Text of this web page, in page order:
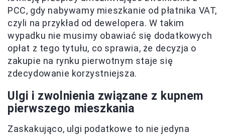
PCC, gdy nabywamy mieszkanie od płatnika VAT,
czyli na przykład od dewelopera. W takim
wypadku nie musimy obawiać się dodatkowych
opłat z tego tytułu, co sprawia, że decyzja o
zakupie na rynku pierwotnym staje się
zdecydowanie korzystniejsza.
Ulgi i zwolnienia związane z kupnem
pierwszego mieszkania
Zaskakująco, ulgi podatkowe to nie jedyna